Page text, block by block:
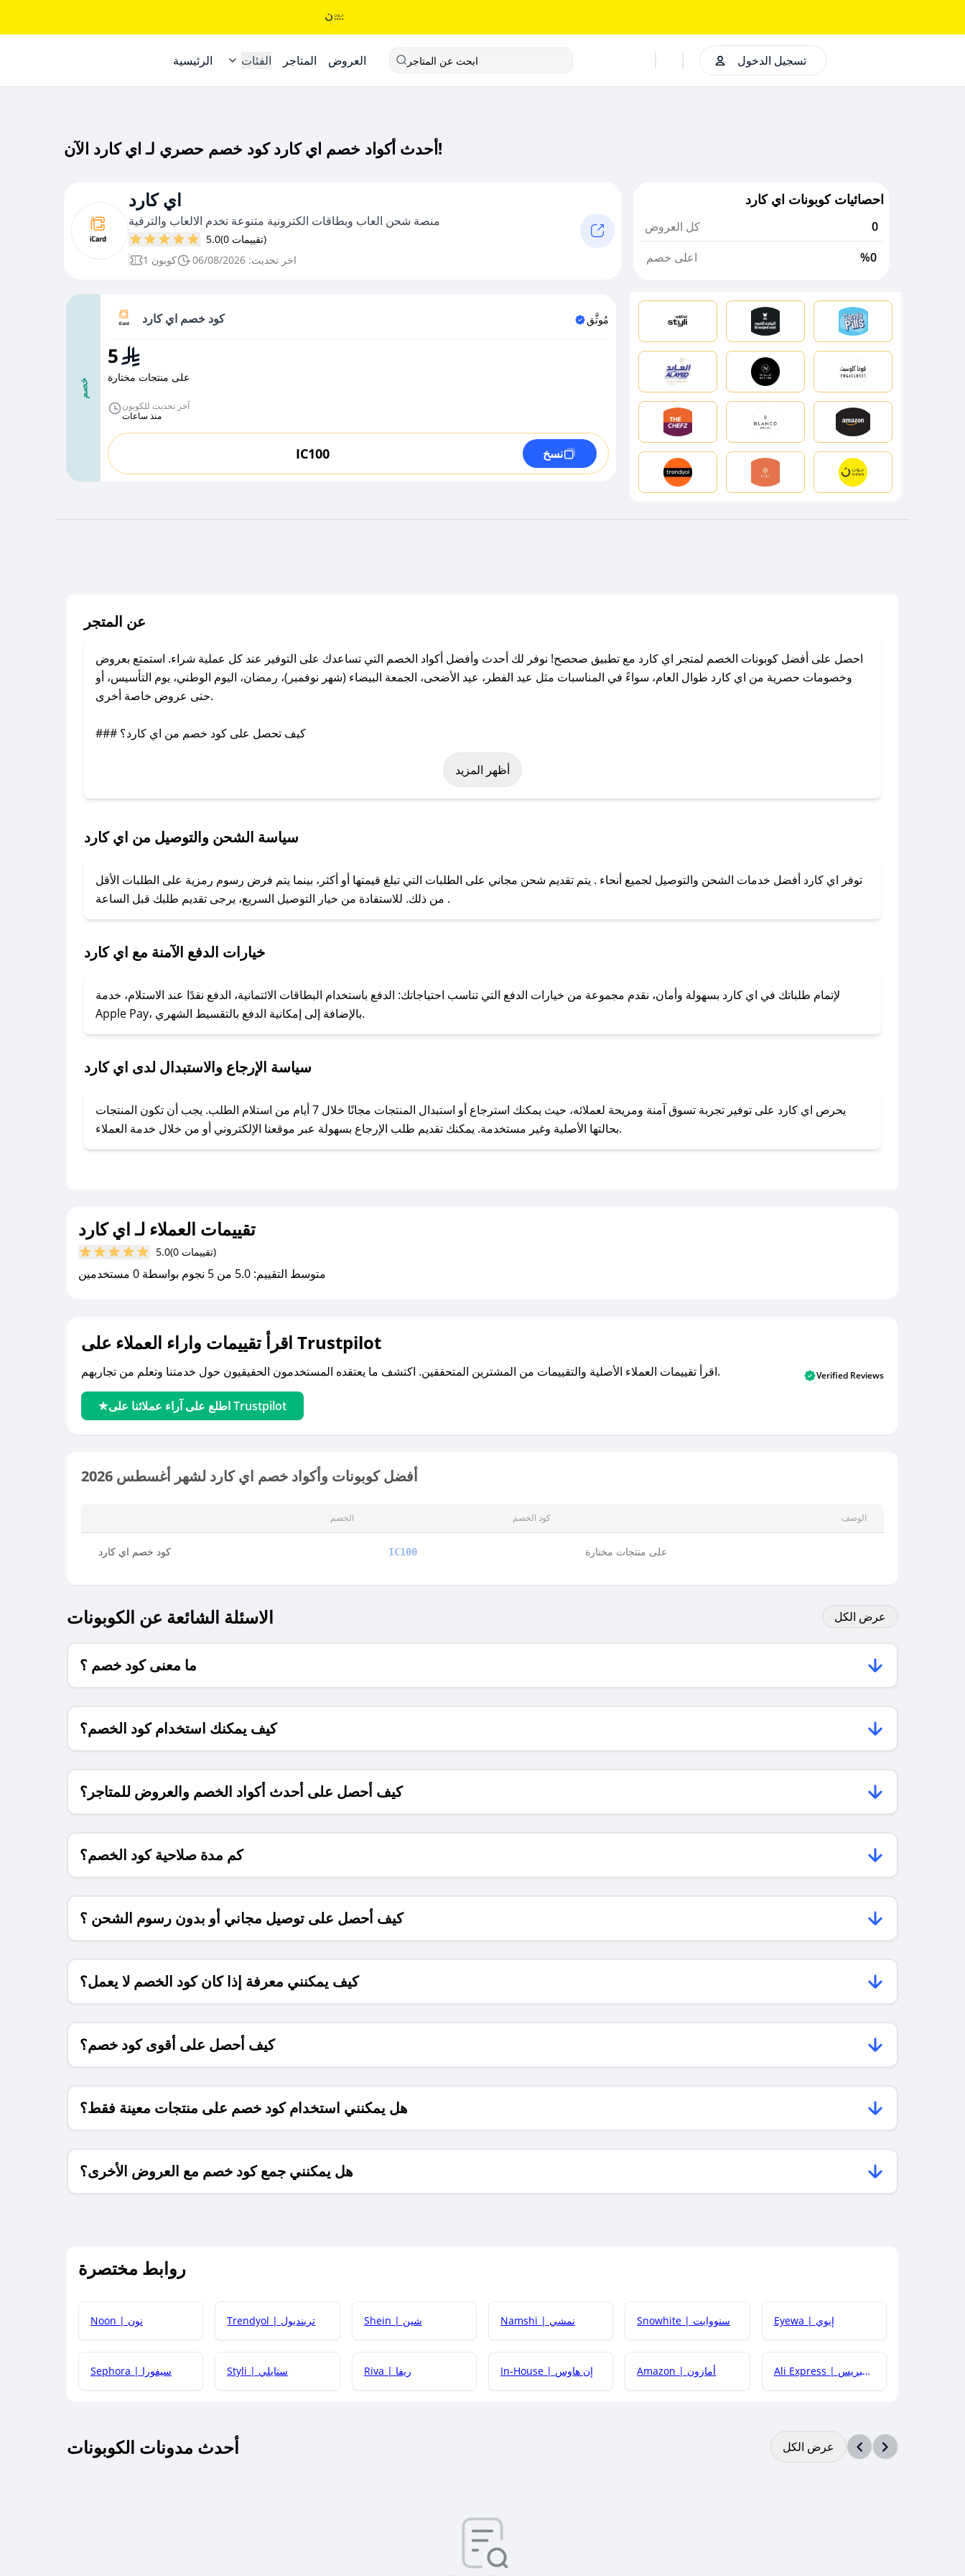
الرئيسية الفئات المتاجر العروض ابحث عن المتاجر تسجيل الدخول
أحدث أكواد خصم اي كارد كود خصم حصري لـ اي كارد الآن!
اي كارد
منصة شحن العاب وبطاقات الكترونية متنوعة تخدم الالعاب والترفية
5.0
(0 تقييمات)
1 كوبون
اخر تحديث: 06/08/2026
احصائيات كوبونات اي كارد
كل العروض
0
اعلى خصم
%0
خصم
كود خصم اي كارد مُوثَّق
5
على منتجات مختارة
آخر تحديث للكوبون
منذ ساعات
IC100 نسخ
عن المتجر
احصل على أفضل كوبونات الخصم لمتجر اي كارد مع تطبيق صحصح! نوفر لك أحدث وأفضل أكواد الخصم التي تساعدك على التوفير عند كل عملية شراء. استمتع بعروض
وخصومات حصرية من اي كارد طوال العام، سواءً في المناسبات مثل عيد الفطر، عيد الأضحى، الجمعة البيضاء (شهر نوفمبر)، رمضان، اليوم الوطني، يوم التأسيس، أو
حتى عروض خاصة أخرى.
### كيف تحصل على كود خصم من اي كارد؟
باستخدام تطبيق صحصح، يمكنك العثور بسهولة على كود خصم اي كارد. وفي حال عدم توفر الكوبون، تواصل معنا عبر تويتر أو البريد الإلكتروني لإضافته بسرعة.
لا تقلق! يمكنك التواصل مع فريق دعم صحصح عبر الرسائل الخاصة على تويتر أو البريد الإلكتروني، وسنقوم بحل المشكلة في أسرع وقت ممكن.
### ماذا أفعل إذا لم أجد كود خصم لمتجري المفضل؟
للحصول على كوبونات وخصومات حصرية، قم بما يلي:
- اضغط على أيقونة متابعة لمتجر اي كارد في تطبيق صحصح.
- تابع حسابنا الرسمي على تويتر وقم بتفعيل زر التنبيهات.
أظهر المزيد
سياسة الشحن والتوصيل من اي كارد
توفر اي كارد أفضل خدمات الشحن والتوصيل لجميع أنحاء . يتم تقديم شحن مجاني على الطلبات التي تبلغ قيمتها أو أكثر، بينما يتم فرض رسوم رمزية على الطلبات الأقل
من ذلك. للاستفادة من خيار التوصيل السريع، يرجى تقديم طلبك قبل الساعة .
خيارات الدفع الآمنة مع اي كارد
لإتمام طلباتك في اي كارد بسهولة وأمان، نقدم مجموعة من خيارات الدفع التي تناسب احتياجاتك: الدفع باستخدام البطاقات الائتمانية، الدفع نقدًا عند الاستلام، خدمة
Apple Pay، بالإضافة إلى إمكانية الدفع بالتقسيط الشهري.
سياسة الإرجاع والاستبدال لدى اي كارد
يحرص اي كارد على توفير تجربة تسوق آمنة ومريحة لعملائه، حيث يمكنك استرجاع أو استبدال المنتجات مجانًا خلال 7 أيام من استلام الطلب. يجب أن تكون المنتجات
بحالتها الأصلية وغير مستخدمة. يمكنك تقديم طلب الإرجاع بسهولة عبر موقعنا الإلكتروني أو من خلال خدمة العملاء.
تقييمات العملاء لـ اي كارد
5.0 (0 تقييمات)
متوسط التقييم: 5.0 من 5 نجوم بواسطة 0 مستخدمين
اقرأ تقييمات واراء العملاء على Trustpilot
اقرأ تقييمات العملاء الأصلية والتقييمات من المشترين المتحققين. اكتشف ما يعتقده المستخدمون الحقيقيون حول خدمتنا وتعلم من تجاربهم.
اطلع على آراء عملائنا على Trustpilot
Verified Reviews
أفضل كوبونات وأكواد خصم اي كارد لشهر أغسطس 2026
الخصم كود الخصم الوصف
كود خصم اي كارد IC100 على منتجات مختارة
الاسئلة الشائعة عن الكوبونات عرض الكل
ما معنى كود خصم ؟
كيف يمكنك استخدام كود الخصم؟
كيف أحصل على أحدث أكواد الخصم والعروض للمتاجر؟
كم مدة صلاحية كود الخصم؟
كيف أحصل على توصيل مجاني أو بدون رسوم الشحن ؟
كيف يمكنني معرفة إذا كان كود الخصم لا يعمل؟
كيف أحصل على أقوى كود خصم؟
هل يمكنني استخدام كود خصم على منتجات معينة فقط؟
هل يمكنني جمع كود خصم مع العروض الأخرى؟
روابط مختصرة
Noon | نون Trendyol | ترينديول Shein | شين Namshi | نمشي Snowhite | سنووايت Eyewa | إيوي
Sephora | سيفورا Styli | ستايلي Riva | ريفا In-House | إن هاوس Amazon | أمازون Ali Express | علي إكسبريس
أحدث مدونات الكوبونات عرض الكل